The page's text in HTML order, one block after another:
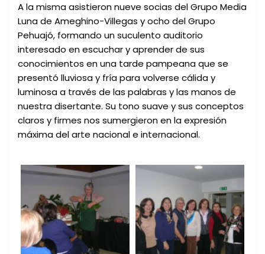
A la misma asistieron nueve socias del Grupo Media
Luna de Ameghino-Villegas y ocho del Grupo
Pehuajó, formando un suculento auditorio
interesado en escuchar y aprender de sus
conocimientos en una tarde pampeana que se
presentó lluviosa y fría para volverse cálida y
luminosa a través de las palabras y las manos de
nuestra disertante. Su tono suave y sus conceptos
claros y firmes nos sumergieron en la expresión
máxima del arte nacional e internacional.